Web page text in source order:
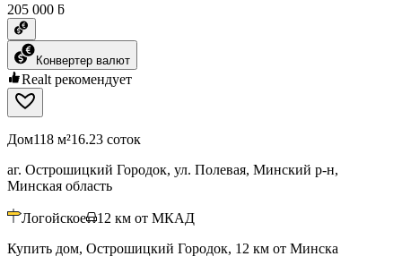
205 000 ƃ
Конвертер валют
Realt рекомендует
Дом118 м²16.23 соток
аг. Острошицкий Городок, ул. Полевая, Минский р-н,
Минская область
Логойское 12 км от МКАД
Купить дом, Острошицкий Городок, 12 км от Минска